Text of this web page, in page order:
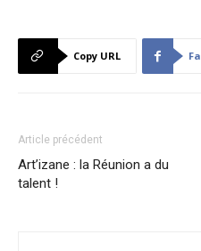
Copy URL
Article précédent
Art’izane : la Réunion a du
talent !